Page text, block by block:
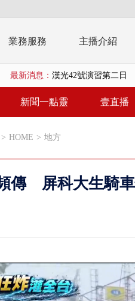
業務服務 主播介紹
最新消息： 漢光42號演習第二日
暗網買5000萬筆個資
救生員大武崙戲水失
狠詐慈濟「10.8億」
新聞一點靈 壹直播
> HOME > 地方
傳 屏科大生騎